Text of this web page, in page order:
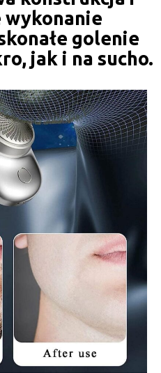
wykonanie
golenie
jak i na sucho.